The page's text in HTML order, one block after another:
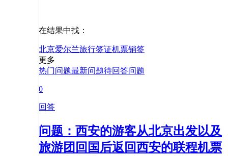
在结果中找：
北京爱尔兰旅行签证机票销签
更多
热门问题最新问题待回答问题
0
回答
问题：西安的游客从北京出发以及
旅游团回国后返回西安的联程机票